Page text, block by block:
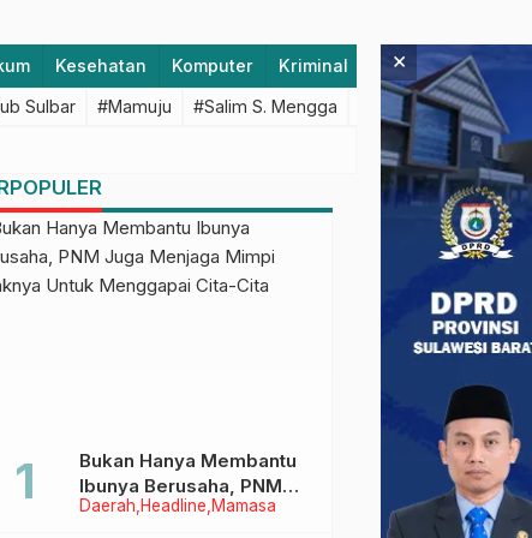
Kesehatan Komputer Kriminal Lifestyle
Sulbar #Mamuju #Salim S. Mengga #featured #Polda
Daerah Headline Mamasa
Bukan Hanya Membantu
Ibunya Berusaha, PNM
Juga Menjaga Mimpi
×